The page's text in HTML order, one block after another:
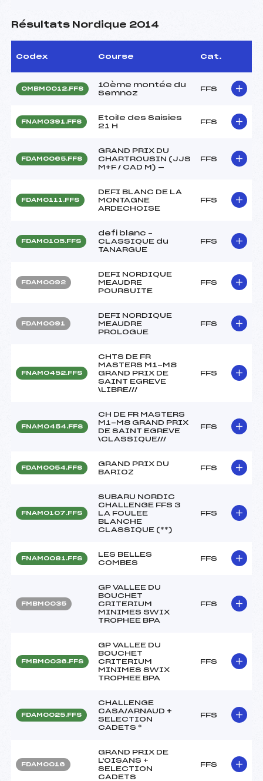
Résultats Nordique 2014
Codex Course Cat.
OMBM0012.FFS
10ème montée du
Semnoz
FFS
FNAM0391.FFS
Etoile des Saisies
21 H
FFS
FDAM0065.FFS
GRAND PRIX DU
CHARTROUSIN (JJS
M+F / CAD M) —
FFS
FDAM0111.FFS
DEFI BLANC DE LA
MONTAGNE
ARDECHOISE
FFS
FDAM0105.FFS
defi blanc –
CLASSIQUE du
TANARGUE
FFS
FDAM0092
DEFI NORDIQUE
MEAUDRE
POURSUITE
FFS
FDAM0091
DEFI NORDIQUE
MEAUDRE
PROLOGUE
FFS
FNAM0452.FFS
CHTS DE FR
MASTERS M1-M8
GRAND PRIX DE
SAINT EGREVE
\LIBRE///
FFS
FNAM0454.FFS
CH DE FR MASTERS
M1-M8 GRAND PRIX
DE SAINT EGREVE
\CLASSIQUE///
FFS
FDAM0054.FFS
GRAND PRIX DU
BARIOZ
FFS
FNAM0107.FFS
SUBARU NORDIC
CHALLENGE FFS 3
LA FOULEE
BLANCHE
CLASSIQUE (**)
FFS
FNAM0081.FFS
LES BELLES
COMBES
FFS
FMBM0035
GP VALLEE DU
BOUCHET
CRITERIUM
MINIMES SWIX
TROPHEE BPA
FFS
FMBM0036.FFS
GP VALLEE DU
BOUCHET
CRITERIUM
MINIMES SWIX
TROPHEE BPA
FFS
FDAM0025.FFS
CHALLENGE
CASA/ARNAUD +
SELECTION
CADETS *
FFS
FDAM0016
GRAND PRIX DE
L'OISANS +
SELECTION
CADETS
FFS